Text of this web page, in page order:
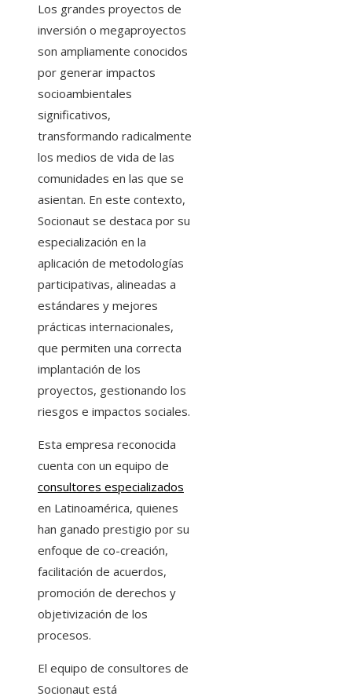
Los grandes proyectos de
inversión o megaproyectos
son ampliamente conocidos
por generar impactos
socioambientales
significativos,
transformando radicalmente
los medios de vida de las
comunidades en las que se
asientan. En este contexto,
Socionaut se destaca por su
especialización en la
aplicación de metodologías
participativas, alineadas a
estándares y mejores
prácticas internacionales,
que permiten una correcta
implantación de los
proyectos, gestionando los
riesgos e impactos sociales.
Esta empresa reconocida
cuenta con un equipo de
consultores especializados
en Latinoamérica, quienes
han ganado prestigio por su
enfoque de co-creación,
facilitación de acuerdos,
promoción de derechos y
objetivización de los
procesos.
El equipo de consultores de
Socionaut está